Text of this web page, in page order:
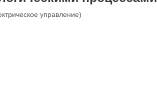
управление)